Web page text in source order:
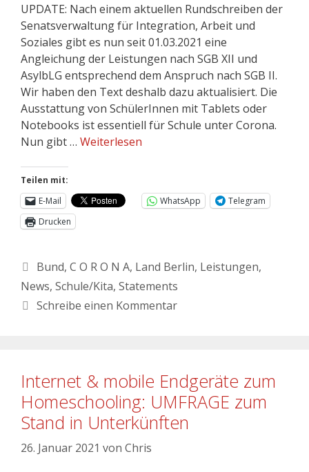
UPDATE: Nach einem aktuellen Rundschreiben der
Senatsverwaltung für Integration, Arbeit und
Soziales gibt es nun seit 01.03.2021 eine
Angleichung der Leistungen nach SGB XII und
AsylbLG entsprechend dem Anspruch nach SGB II.
Wir haben den Text deshalb dazu aktualisiert. Die
Ausstattung von SchülerInnen mit Tablets oder
Notebooks ist essentiell für Schule unter Corona.
Nun gibt … Weiterlesen
Teilen mit:
E-Mail
WhatsApp
Telegram
Drucken
Bund, C O R O N A, Land Berlin, Leistungen,
News, Schule/Kita, Statements
Schreibe einen Kommentar
Internet & mobile Endgeräte zum
Homeschooling: UMFRAGE zum
Stand in Unterkünften
26. Januar 2021 von Chris